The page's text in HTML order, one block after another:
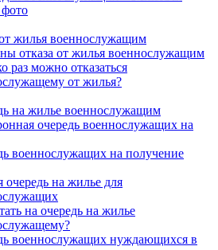
жилья военнослужащим
отказа от жилья военнослужащим
раз можно отказаться
от жилья?
на жилье военнослужащим
очередь военнослужащих на
военнослужащих на получение
очередь на жилье для
на очередь на жилье
военнослужащих нуждающихся в